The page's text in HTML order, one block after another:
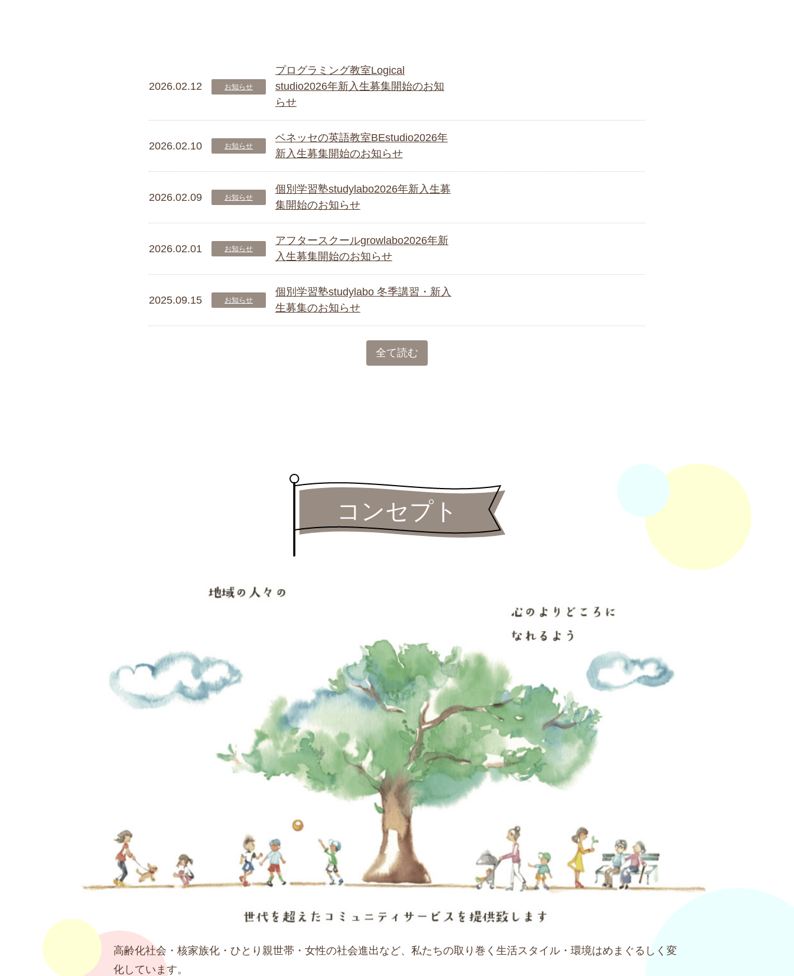
2026.02.12 お知らせ
プログラミング教室Logical
studio2026年新入生募集開始のお知
らせ
2026.02.10 お知らせ
ベネッセの英語教室BEstudio2026年
新入生募集開始のお知らせ
2026.02.09 お知らせ
個別学習塾studylabo2026年新入生募
集開始のお知らせ
2026.02.01 お知らせ
アフタースクールgrowlabo2026年新
入生募集開始のお知らせ
2025.09.15 お知らせ
個別学習塾studylabo 冬季講習・新入
生募集のお知らせ
全て読む
コンセプト
高齢化社会・核家族化・ひとり親世帯・女性の社会進出など、私たちの取り巻く生活スタイル・環境はめまぐるしく変
化しています。